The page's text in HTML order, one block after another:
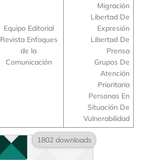
Equipo Editorial
Revista Enfoques
de la
Comunicación
Migración
Libertad De
Expresión
Libertad De
Prensa
Grupos De
Atención
Prioritaria
Personas En
Situación De
Vulnerabilidad
1802 downloads